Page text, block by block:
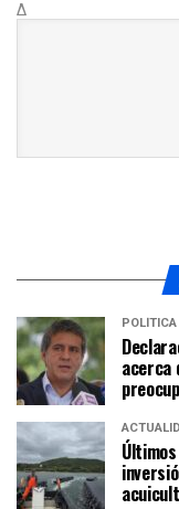
Δ
POLÍTICA
acerca